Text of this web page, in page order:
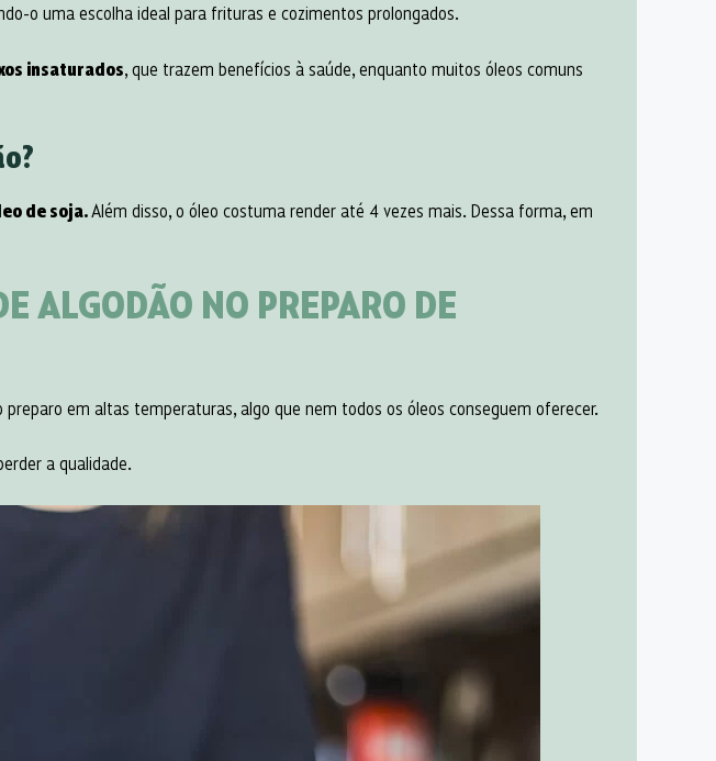
o uma escolha ideal para frituras e cozimentos prolongados.
insaturados , que trazem benefícios à saúde, enquanto muitos óleos comuns
de soja.Além disso, o óleo costuma render até 4 vezes mais. Dessa forma, em
ALGODÃO NO PREPARO DE
em altas temperaturas, algo que nem todos os óleos conseguem oferecer.
a qualidade.